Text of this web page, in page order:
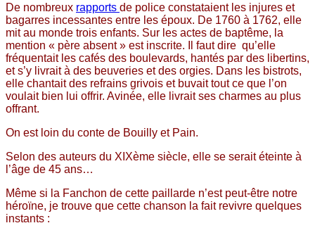
De nombreux rapports de police constataient les injures et
bagarres incessantes entre les époux. De 1760 à 1762, elle
mit au monde trois enfants. Sur les actes de baptême, la
mention « père absent » est inscrite. Il faut dire qu’elle
fréquentait les cafés des boulevards, hantés par des libertins,
et s’y livrait à des beuveries et des orgies. Dans les bistrots,
elle chantait des refrains grivois et buvait tout ce que l’on
voulait bien lui offrir. Avinée, elle livrait ses charmes au plus
offrant.
On est loin du conte de Bouilly et Pain.
Selon des auteurs du XIXème siècle, elle se serait éteinte à
l’âge de 45 ans…
Même si la Fanchon de cette paillarde n’est peut-être notre
héroïne, je trouve que cette chanson la fait revivre quelques
instants :